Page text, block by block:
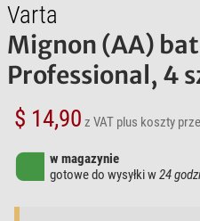
Varta
Mignon (AA)
Professional, 4
$ 14,90 z VAT plus koszty
w magazynie
gotowe do wysyłki w24